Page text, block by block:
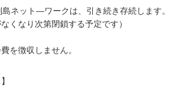
ネット―ワークは、引き続き存続します。
くなり次第閉鎖する予定です）
を徴収しません。